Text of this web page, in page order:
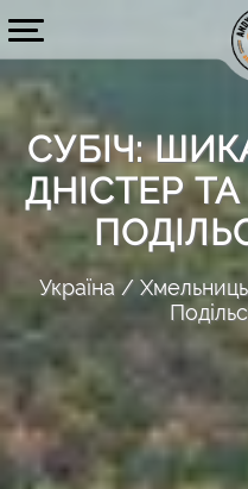
СУБІЧ:
ДНІСТЕР
Україна